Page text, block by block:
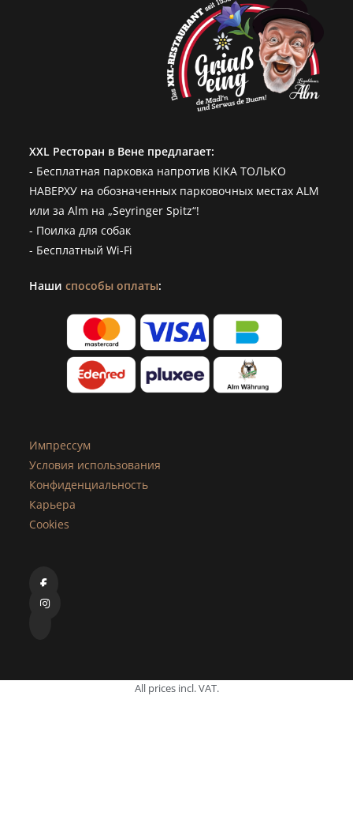
XXL Ресторан в Вене предлагает:
- Бесплатная парковка напротив KIKA ТОЛЬКО
НАВЕРХУ на обозначенных парковочных местах ALM
или за Alm на „Seyringer Spitz“!
- Поилка для собак
- Бесплатный Wi-Fi
Нашиспособы оплаты:
Импрессум
Условия использования
Конфиденциальность
Карьера
Cookies
All prices incl. VAT.